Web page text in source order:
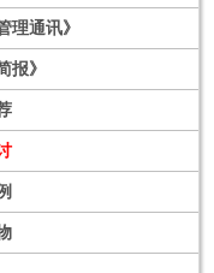
理通讯》
报》